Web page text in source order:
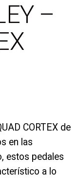
–
CORTEX de
en las
estos pedales
a lo